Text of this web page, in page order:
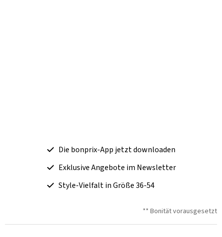
Die bonprix-App jetzt downloaden
Exklusive Angebote im Newsletter
Style-Vielfalt in Größe 36-54
** Bonität vorausgesetzt